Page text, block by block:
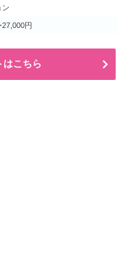
ン
27,000円
こちら